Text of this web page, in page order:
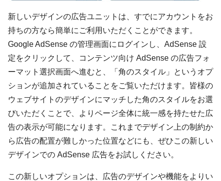
新しいデザインの広告ユニットは、すでにアカウントをお
持ちの方なら簡単にご利用いただくことができます。
Google AdSense の管理画面にログインし、AdSense 設
定をクリックして、コンテンツ向け AdSense の広告フォ
ーマット選択画面へ進むと、「角のスタイル」というオプ
ションが追加されていることをご覧いただけます。皆様の
ウェブサイトのデザインにマッチした角のスタイルをお選
びいただくことで、よりページ全体に統一感を持たせた広
告の表示が可能になります。これまでデザイン上の制約か
ら広告の配置が難しかった位置などにも、ぜひこの新しい
デザインでの AdSense 広告をお試しください。
この新しいオプションは、広告のデザインや機能をよりい